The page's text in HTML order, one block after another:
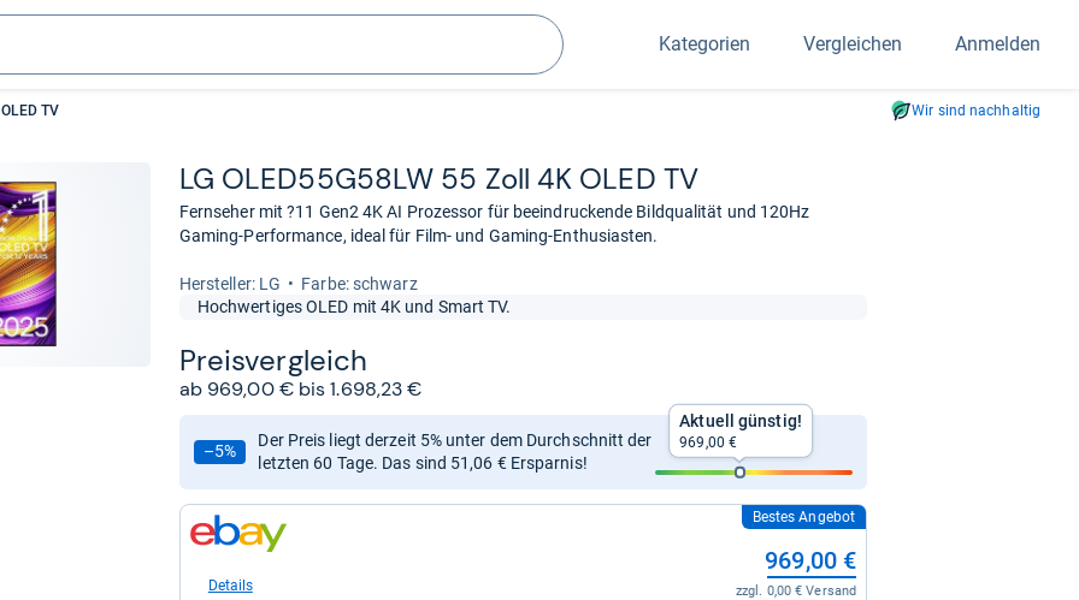
Suchen
Kategorien Vergleichen Anmelden
TV Wir sind nachhaltig
LG OLED55G58LW 55 Zoll 4K OLED TV
Fernseher mit ?11 Gen2 4K AI Prozessor für beeindruckende Bildqualität und 120Hz
Gaming-Performance, ideal für Film- und Gaming-Enthusiasten.
Her­stel­ler: LG
Farbe: schwarz
Hochwertiges OLED mit 4K und Smart TV.
Preis­ver­gleich
ab 969,00 € bis 1.698,23 €
–5%
Der Preis liegt derzeit 5% unter dem Durchschnitt der
letzten 60 Tage. Das sind 51,06 € Ersparnis!
Aktuell günstig!
969,00 €
zum
Shop:
eBay
Bestes Angebot
969,00 €
zzgl. 0,00 € Versand
Details